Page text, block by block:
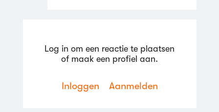
Log in om een reactie te plaatsen
of maak een profiel aan.
Inloggen Aanmelden